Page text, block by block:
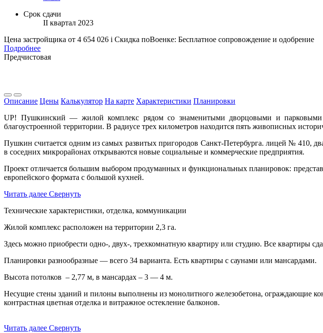
Срок сдачи
II квартал 2023
Цена застройщика от 4 654 026 i Скидка поВоенке: Бесплатное сопровождение и одобрение
Подробнее
Предчистовая
Описание Цены Калькулятор На карте Характеристики Планировки
UP! Пушкинский — жилой комплекс рядом со знаменитыми дворцовыми и
благоустроенной территории. В радиусе трех километров находится пять живописных
Пушкин считается одним из самых развитых пригородов Санкт-Петербурга. лицей № 410,
в соседних микрорайонах открываются новые социальные и коммерческие предприятия.
Проект отличается большим выбором продуманных и функциональных планировок:
европейского формата с большой кухней.
Читать далее Свернуть
Технические характеристики, отделка, коммуникации
Жилой комплекс расположен на территории 2,3 га.
Здесь можно приобрести одно-, двух-, трехкомнатную квартиру или студию. Все квартиры
Планировки разнообразные — всего 34 варианта. Есть квартиры с саунами или мансардами.
Высота потолков – 2,77 м, в мансардах – 3 — 4 м.
Несущие стены зданий и пилоны выполнены из монолитного железобетона, ограждающие
контрастная цветная отделка и витражное остекление балконов.
Читать далее Свернуть